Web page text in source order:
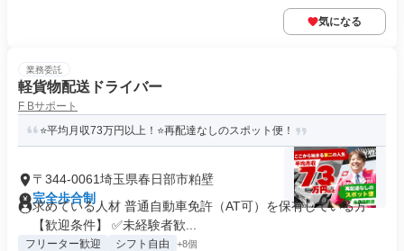
気になる
業務委託
軽貨物配送ドライバー
F Bサポート
⭐平均月収73万円以上！⭐再配達なしのスポット便！
〒344-0061埼玉県春日部市粕壁
完全歩合制
求めている人材 普通自動車免許（AT可）を保有している方
【歓迎条件】 ✅未経験者歓...
フリーター歓迎 シフト自由 +8個